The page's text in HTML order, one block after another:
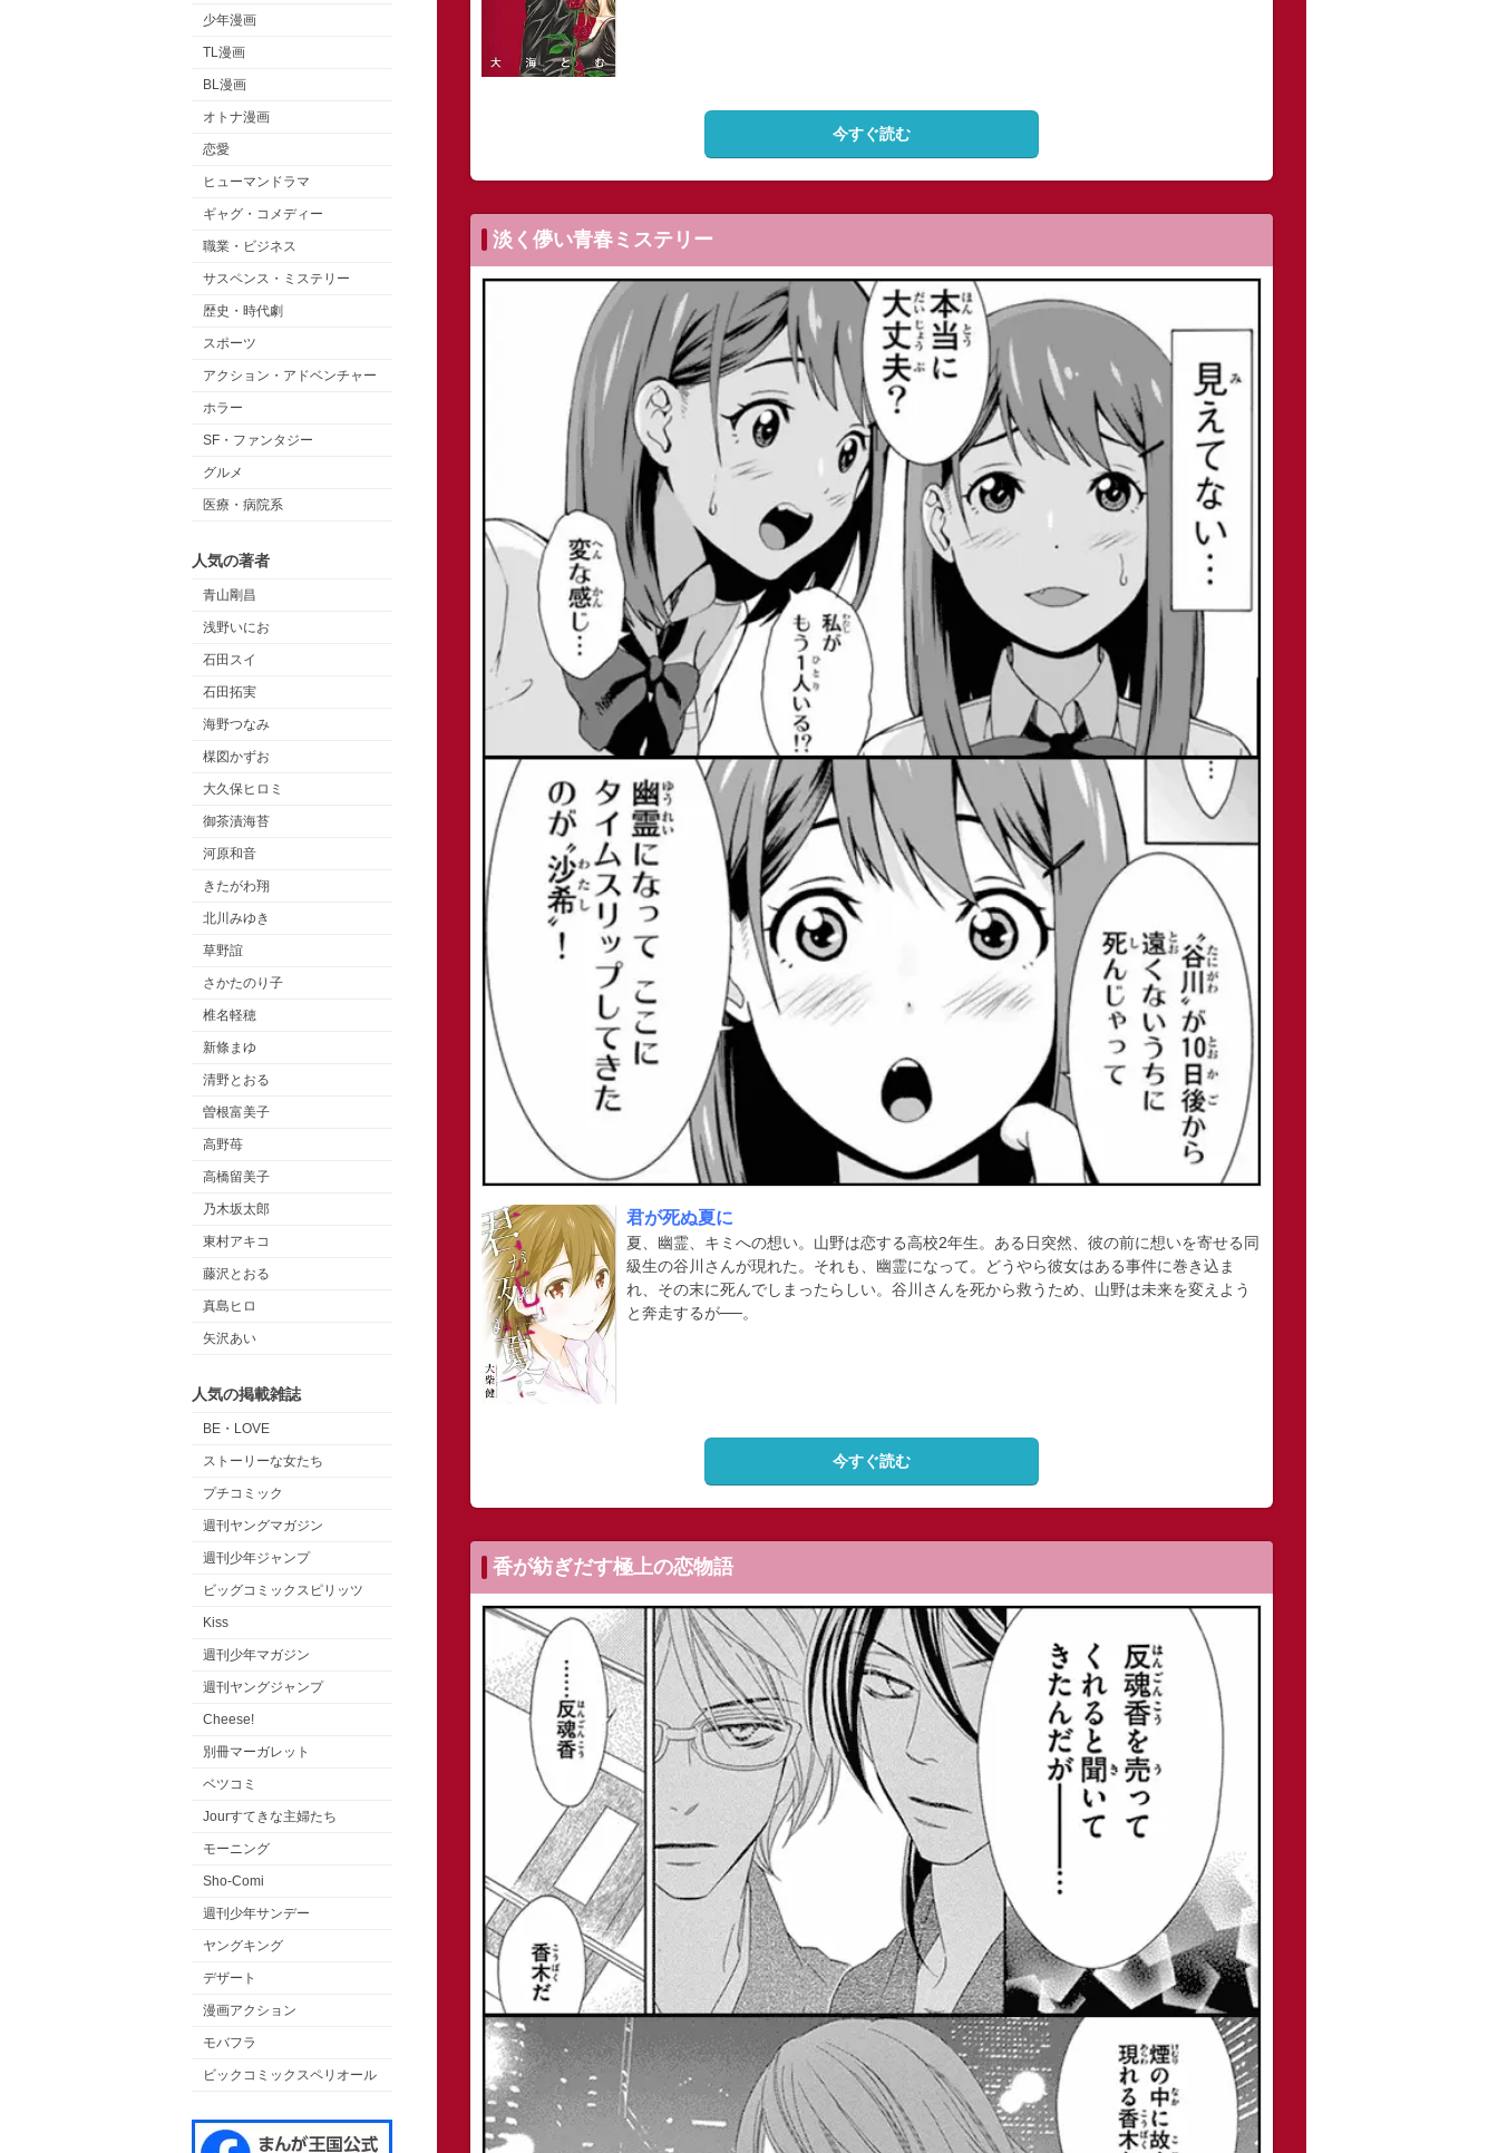
少年漫画
TL漫画
BL漫画
オトナ漫画
恋愛
ヒューマンドラマ
ギャグ・コメディー
職業・ビジネス
サスペンス・ミステリー
歴史・時代劇
スポーツ
アクション・アドベンチャー
ホラー
SF・ファンタジー
グルメ
医療・病院系
人気の著者
青山剛昌
浅野いにお
石田スイ
石田拓実
海野つなみ
楳図かずお
大久保ヒロミ
御茶漬海苔
河原和音
きたがわ翔
北川みゆき
草野誼
さかたのり子
椎名軽穂
新條まゆ
清野とおる
曽根富美子
高野苺
高橋留美子
乃木坂太郎
東村アキコ
藤沢とおる
真島ヒロ
矢沢あい
人気の掲載雑誌
BE・LOVE
ストーリーな女たち
プチコミック
週刊ヤングマガジン
週刊少年ジャンプ
ビッグコミックスピリッツ
Kiss
週刊少年マガジン
週刊ヤングジャンプ
Cheese!
別冊マーガレット
ベツコミ
Jourすてきな主婦たち
モーニング
Sho-Comi
週刊少年サンデー
ヤングキング
デザート
漫画アクション
モバフラ
ビックコミックスペリオール
今すぐ読む
淡く儚い青春ミステリー
君が死ぬ夏に
夏、幽霊、キミへの想い。山野は恋する高校2年生。ある日突然、彼の前に想いを寄せる同
級生の谷川さんが現れた。それも、幽霊になって。どうやら彼女はある事件に巻き込ま
れ、その末に死んでしまったらしい。谷川さんを死から救うため、山野は未来を変えよう
と奔走するが──。
今すぐ読む
香が紡ぎだす極上の恋物語